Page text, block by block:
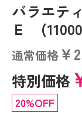
バラエテ
Ｅ
通常価格￥
特別価格
20%OFF